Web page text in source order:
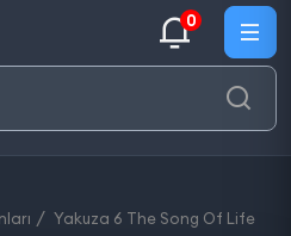
0
Yakuza 6 The Song Of Life